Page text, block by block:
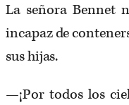
La señora Bennet
incapaz de
sus hijas.
—¡Por todos los